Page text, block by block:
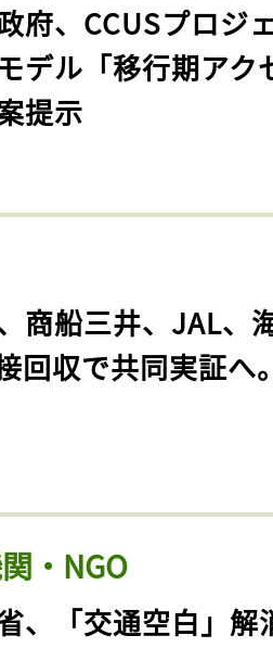
府、CCUSプロジ
デル「移行期アク
提示
商船三井、JAL、
回収で共同実証へ
・NGO
、「交通空白」解